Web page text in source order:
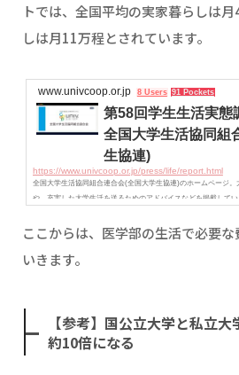
トでは、全国平均の実家暮らしは
しは月11万程とされています。
www.univcoop.or.jp 8 Users 91 Pockets
第58回学生生活実態
全国大学生活協同組
生協連)
https://www.univcoop.or.jp/press/life/report.html
全国大学生活協同組合連合会(全国大学生協連)のホームページ
や、充実した大学生活を送るためのアドバイスなどを掲載してい
ここからは、医学部の生活で必要
いきます。
【参考】国公立大学と私立
約10倍になる